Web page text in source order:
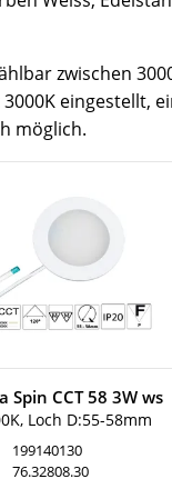
zwischen
eingestellt,
möglich.
Spin CCT 58 3W ws
Loch D:55-58mm
199140130
76.32808.30